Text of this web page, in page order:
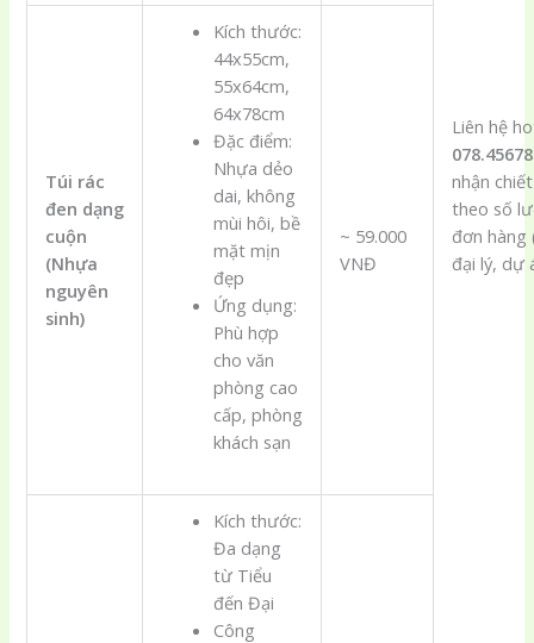
Liên hệ
nhận
theo số
đơn hàng
đại lý, dự
Túi rác
đen dạng
cuộn
(Nhựa
nguyên
sinh)
Kích thước:
44x55cm,
55x64cm,
64x78cm
Đặc điểm:
Nhựa dẻo
dai, không
mùi hôi, bề
mặt mịn
đẹp
Ứng dụng:
Phù hợp
cho văn
phòng cao
cấp, phòng
khách sạn
~ 59.000
VNĐ
Kích thước:
Đa dạng
từ Tiểu
đến Đại
Công